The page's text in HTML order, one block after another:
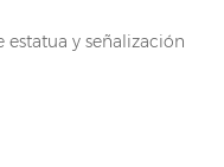
y señalización